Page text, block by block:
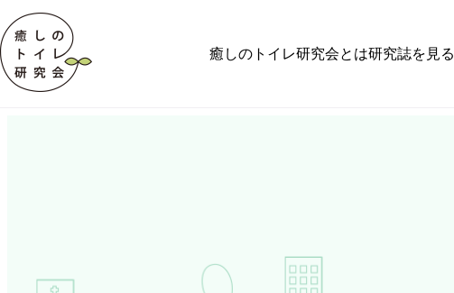
癒しのトイレ研究会とは研究誌を見る